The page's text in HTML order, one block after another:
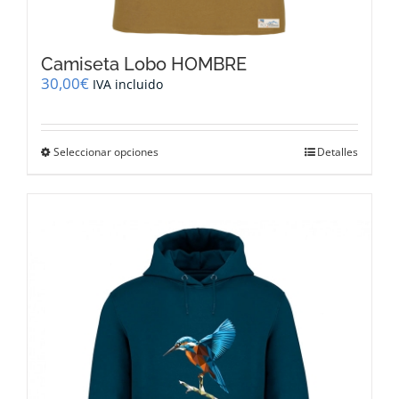
Camiseta Lobo HOMBRE
30,00€ IVA incluido
Seleccionar opciones
variantes.
Las
opciones
se
elegir
la
página
Detalles